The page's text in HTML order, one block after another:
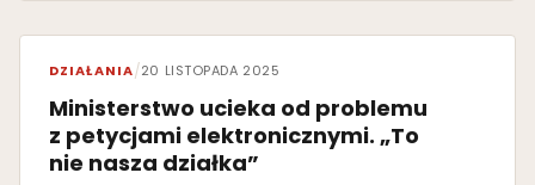
DZIAŁANIA/20 LISTOPADA 2025
Ministerstwo ucieka od problemu
z petycjami elektronicznymi. „To
nie nasza działka”